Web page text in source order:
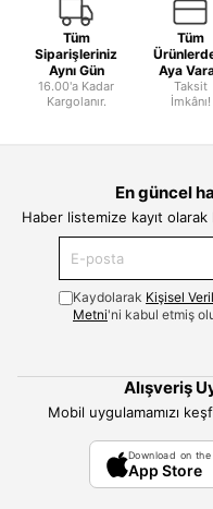
Tüm
Siparişleriniz
Aynı Gün
16.00'a Kadar
Kargolanır.
Tüm
Aya
Taksit
İmkânı!
En güncel
Haber listemize kayıt
Kaydolarak Kişisel
Metni'ni kabul etmiş
Alışveriş
Mobil uygulamamızı
Download on the
App Store